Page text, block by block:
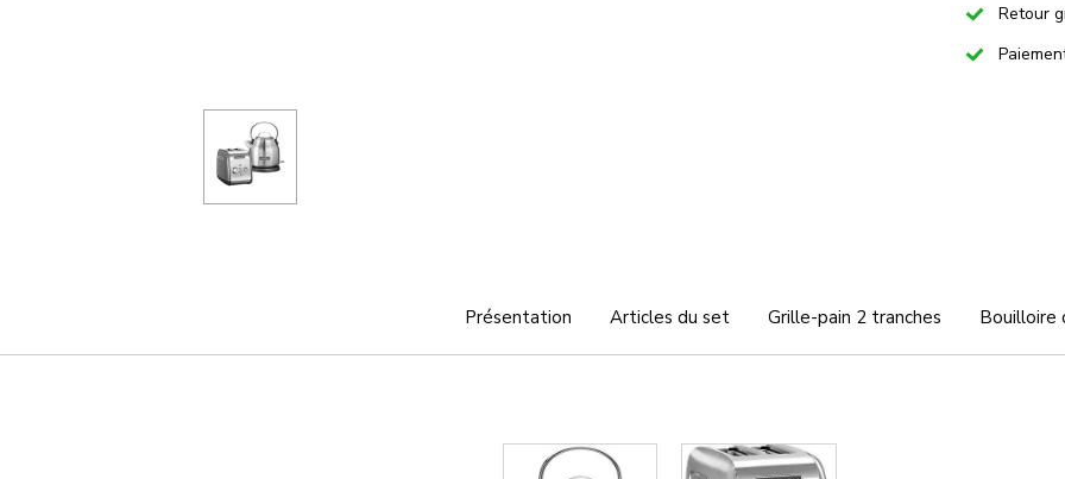
Checked
Retour
Checked
Présentation Articles du set Grille-pain 2 tranches Bouilloire